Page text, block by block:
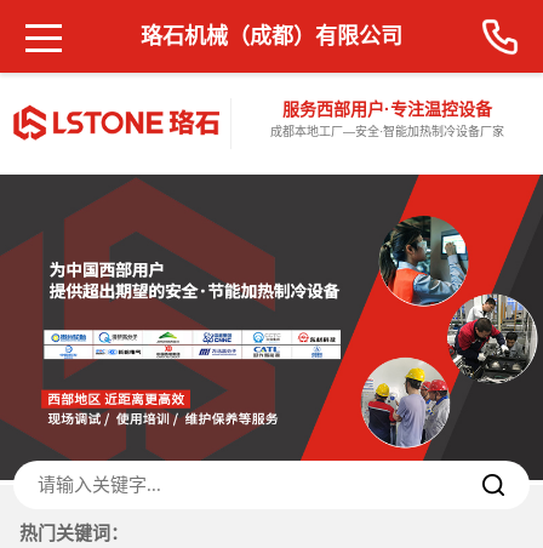
服务西部用户·专注温控设备
成都本地工厂—安全·智能加热制冷设备厂家
珞石机械（成都）有限公司
热门关键词：